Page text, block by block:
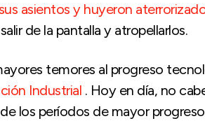
asientos y huyeron
de la pantalla y atropellarlos.
temores al progreso
Industrial . Hoy en día, no
los períodos de mayor